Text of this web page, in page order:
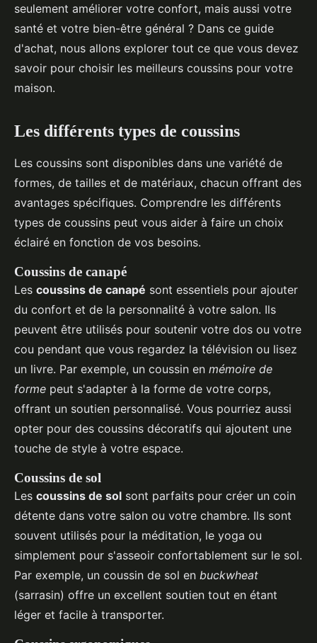
seulement améliorer votre confort, mais aussi votre
santé et votre bien-être général ? Dans ce guide
d'achat, nous allons explorer tout ce que vous devez
savoir pour choisir les meilleurs coussins pour votre
maison.
Les différents types de coussins
Les coussins sont disponibles dans une variété de
formes, de tailles et de matériaux, chacun offrant des
avantages spécifiques. Comprendre les différents
types de coussins peut vous aider à faire un choix
éclairé en fonction de vos besoins.
Coussins de canapé
Les coussins de canapé sont essentiels pour ajouter
du confort et de la personnalité à votre salon. Ils
peuvent être utilisés pour soutenir votre dos ou votre
cou pendant que vous regardez la télévision ou lisez
un livre. Par exemple, un coussin en mémoire de
forme peut s'adapter à la forme de votre corps,
offrant un soutien personnalisé. Vous pourriez aussi
opter pour des coussins décoratifs qui ajoutent une
touche de style à votre espace.
Coussins de sol
Les coussins de sol sont parfaits pour créer un coin
détente dans votre salon ou votre chambre. Ils sont
souvent utilisés pour la méditation, le yoga ou
simplement pour s'asseoir confortablement sur le sol.
Par exemple, un coussin de sol en buckwheat
(sarrasin) offre un excellent soutien tout en étant
léger et facile à transporter.